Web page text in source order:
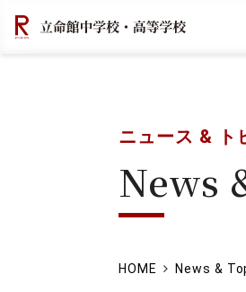
ニュース & ト
News
HOME News &